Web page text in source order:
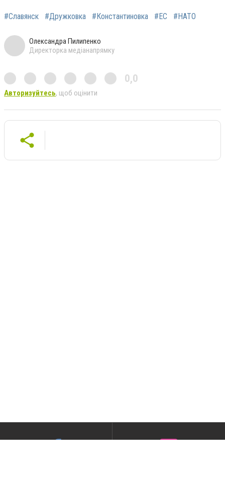
#Славянск #Дружковка #Константиновка #ЕС #НАТО
Олександра Пилипенко
Директорка медіанапрямку
0,0
Авторизуйтесь, щоб оцінити